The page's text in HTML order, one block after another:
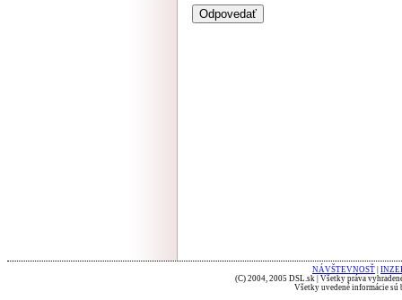
NÁVŠTEVNOSŤ
(C) 2004, 2005 DSL.sk | Všetky práva
Všetky uvedené informácie sú